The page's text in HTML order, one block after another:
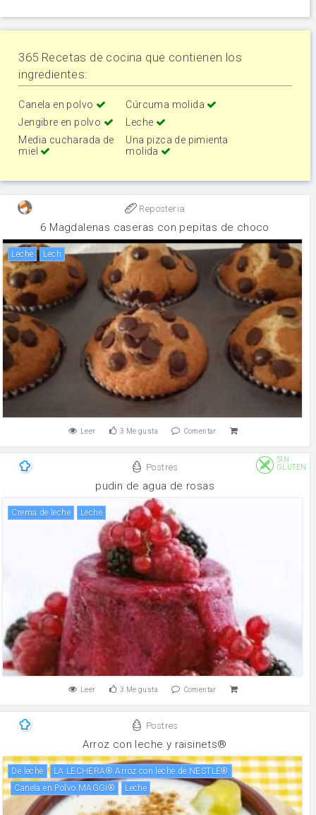
365 Recetas de cocina que contienen los
ingredientes:
Canela en polvo
Cúrcuma molida
Jengibre en polvo
Leche
Media cucharada de
miel
Una pizca de pimienta
molida
Reposteria
6 Magdalenas caseras con pepitas de choco
leche lech
Leer 3 Me gusta Comentar
Postres
SIN
GLUTEN
pudin de agua de rosas
crema de leche leche
Leer 3 Me gusta Comentar
Postres
Arroz con leche y raisinets®
de leche
LA LECHERA® Arroz con leche de NESTLÉ®
Canela en Polvo MAGGI®
leche